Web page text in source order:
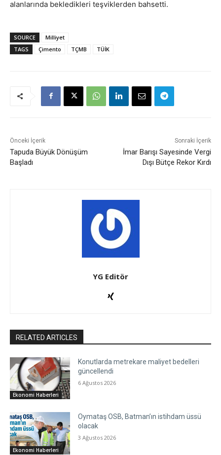
alanlarında bekledikleri teşviklerden bahsetti.
SOURCE
Milliyet
TAGS
Çimento TÇMB TÜİK
Önceki İçerik
Tapuda Büyük Dönüşüm
Başladı
Sonraki İçerik
İmar Barışı Sayesinde Vergi
Dışı Bütçe Rekor Kırdı
YG Editör
RELATED ARTICLES
Ekonomi Haberleri
Konutlarda metrekare maliyet bedelleri
güncellendi
6 Ağustos 2026
Ekonomi Haberleri
Oymataş OSB, Batman’ın istihdam üssü
olacak
3 Ağustos 2026